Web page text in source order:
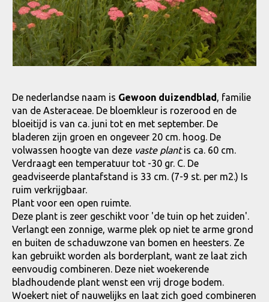
De nederlandse naam is Gewoon duizendblad, familie
van de Asteraceae. De bloemkleur is rozerood en de
bloeitijd is van ca. juni tot en met september. De
bladeren zijn groen en ongeveer 20 cm. hoog. De
volwassen hoogte van deze vaste plantis ca. 60 cm.
Verdraagt een temperatuur tot -30 gr. C. De
geadviseerde plantafstand is 33 cm. (7-9 st. per m2.) Is
ruim verkrijgbaar.
Plant voor een open ruimte.
Deze plant is zeer geschikt voor 'de tuin op het zuiden'.
Verlangt een zonnige, warme plek op niet te arme grond
en buiten de schaduwzone van bomen en heesters. Ze
kan gebruikt worden als borderplant, want ze laat zich
eenvoudig combineren. Deze niet woekerende
bladhoudende plant wenst een vrij droge bodem.
Woekert niet of nauwelijks en laat zich goed combineren